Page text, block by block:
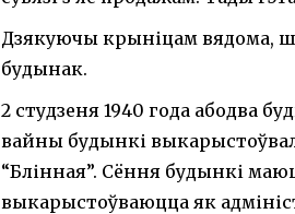
Дзякуючы крыніцам вядома,
будынак.
2 студзеня 1940 года абодва
вайны будынкі
“Блінная”. Сёння будынкі
выкарыстоўваюцца як